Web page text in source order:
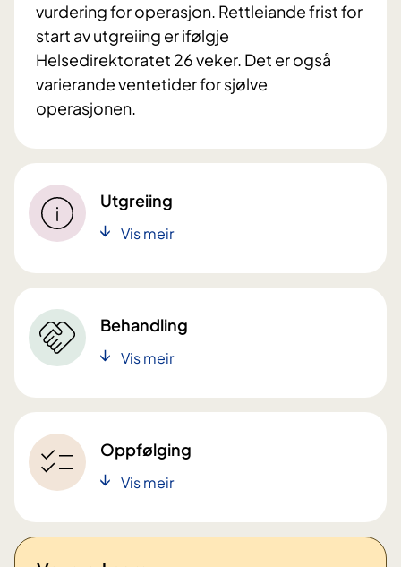
vurdering for operasjon. Rettleiande frist for
start av utgreiing er ifølgje
Helsedirektoratet 26 veker. Det er også
varierande ventetider for sjølve
operasjonen.
Utgreiing
Vis meir
Behandling
Vis meir
Oppfølging
Vis meir